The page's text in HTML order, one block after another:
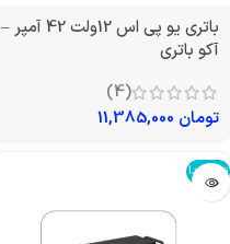
باتری یو پی اس 12ولت 42 آمپر –
آکو باتری
(4)
تومان
تمام شد!